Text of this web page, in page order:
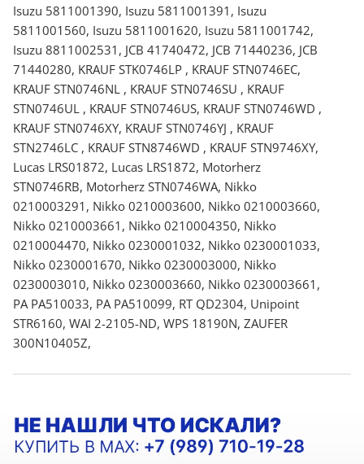
Isuzu 5811001390, Isuzu 5811001391, Isuzu
5811001560, Isuzu 5811001620, Isuzu 5811001742,
Isuzu 8811002531, JCB 41740472, JCB 71440236, JCB
71440280, KRAUF STK0746LP , KRAUF STN0746EC,
KRAUF STN0746NL , KRAUF STN0746SU , KRAUF
STN0746UL , KRAUF STN0746US, KRAUF STN0746WD ,
KRAUF STN0746XY, KRAUF STN0746YJ , KRAUF
STN2746LC , KRAUF STN8746WD , KRAUF STN9746XY,
Lucas LRS01872, Lucas LRS1872, Motorherz
STN0746RB, Motorherz STN0746WA, Nikko
0210003291, Nikko 0210003600, Nikko 0210003660,
Nikko 0210003661, Nikko 0210004350, Nikko
0210004470, Nikko 0230001032, Nikko 0230001033,
Nikko 0230001670, Nikko 0230003000, Nikko
0230003010, Nikko 0230003660, Nikko 0230003661,
PA PA510033, PA PA510099, RT QD2304, Unipoint
STR6160, WAI 2-2105-ND, WPS 18190N, ZAUFER
300N10405Z,